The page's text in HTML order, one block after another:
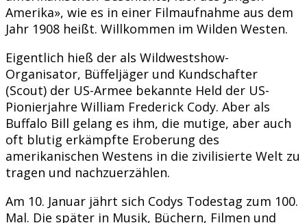
Amerika», wie es in einer Filmaufnahme aus dem
Jahr 1908 heißt. Willkommen im Wilden Westen.
Eigentlich hieß der als Wildwestshow-
Organisator, Büffeljäger und Kundschafter
(Scout) der US-Armee bekannte Held der US-
Pionierjahre William Frederick Cody. Aber als
Buffalo Bill gelang es ihm, die mutige, aber auch
oft blutig erkämpfte Eroberung des
amerikanischen Westens in die zivilisierte Welt zu
tragen und nachzuerzählen.
Am 10. Januar jährt sich Codys Todestag zum 100.
Mal. Die später in Musik, Büchern, Filmen und